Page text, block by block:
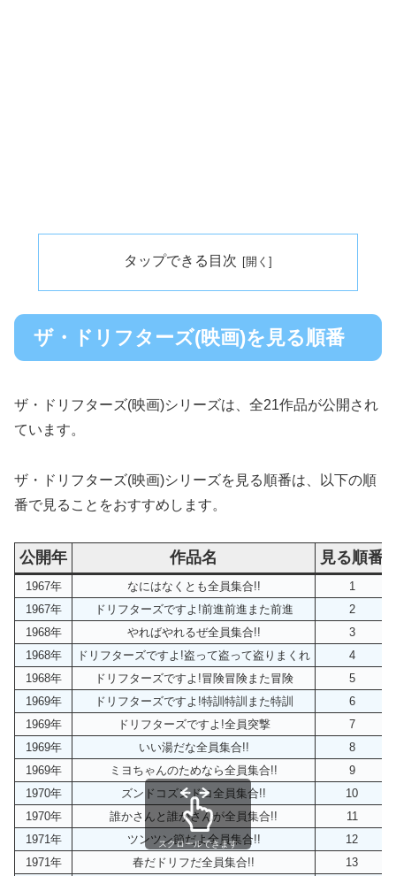
タップできる目次
ザ・ドリフターズ(映画)を見る順番
ザ・ドリフターズ(映画)シリーズは、全21作品が公開され
ています。
ザ・ドリフターズ(映画)シリーズを見る順番は、以下の順
番で見ることをおすすめします。
公開年 作品名 見る順番
1967年 なにはなくとも全員集合!!
1
1967年
ドリフターズですよ!前進前進また前進
2
1968年
やればやれるぜ全員集合!!
3
1968年
ドリフターズですよ!盗って盗って盗りまくれ
4
1968年
ドリフターズですよ!冒険冒険また冒険
5
1969年
ドリフターズですよ!特訓特訓また特訓
6
1969年
ドリフターズですよ!全員突撃
7
1969年
いい湯だな全員集合!!
8
1969年
ミヨちゃんのためなら全員集合!!
9
1970年
ズンドコズンドコ全員集合!!
10
1970年
誰かさんと誰かさんが全員集合!!
11
1971年
ツンツン節だよ全員集合!!
12
1971年
春だドリフだ全員集合!!
13
スクロールできます